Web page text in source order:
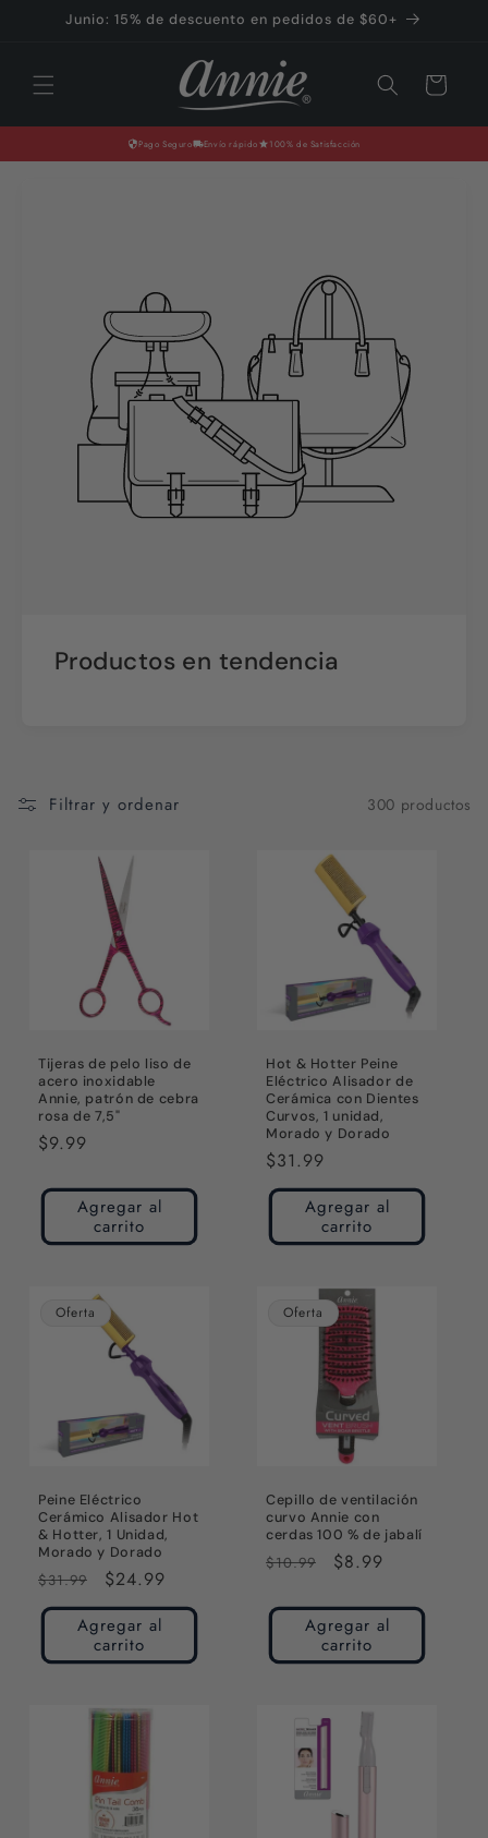
directamente
Junio: 15% de descuento en pedidos de $60+
Carrito
Pago Seguro Envío rápido 100% de Satisfacción
Productos en tendencia
Filtrar y ordenar 300 productos
Tijeras de pelo liso de
acero inoxidable
Annie, patrón de cebra
rosa de 7,5"
Precio
$9.99
Agregar al
carrito
Hot & Hotter Peine
Eléctrico Alisador de
Cerámica con Dientes
Curvos, 1 unidad,
Morado y Dorado
Precio
habitual
$31.99
Agregar al
carrito
Oferta
Peine Eléctrico
Cerámico Alisador Hot
& Hotter, 1 Unidad,
Morado y Dorado
Precio
habitual
$31.99
Precio
de
oferta
$24.99
Agregar al
carrito
Oferta
Cepillo de ventilación
curvo Annie con
cerdas 100 % de jabalí
Precio
$10.99
Precio
oferta
$8.99
Agregar al
carrito